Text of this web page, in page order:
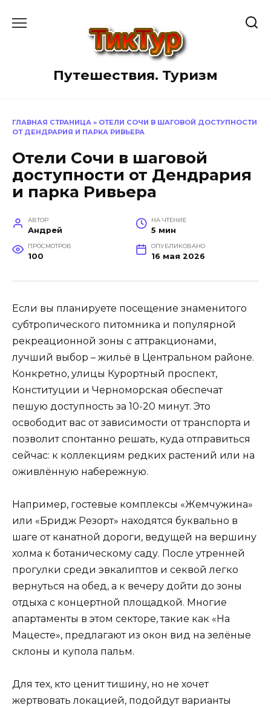
Путешествия. Туризм
ГЛАВНАЯ СТРАНИЦА » ОТЕЛИ СОЧИ В ШАГОВОЙ ДОСТУПНОСТИ
ОТ ДЕНДРАРИЯ И ПАРКА РИВЬЕРА
Отели Сочи в шаговой
доступности от Дендрария
и парка Ривьера
АВТОР
Андрей
НА ЧТЕНИЕ
5 мин
ПРОСМОТРОВ
100
ОПУБЛИКОВАНО
16 мая 2026
Если вы планируете посещение знаменитого
субтропического питомника и популярной
рекреационной зоны с аттракционами,
лучший выбор – жильё в Центральном районе.
Конкретно, улицы Курортный проспект,
Конституции и Черноморская обеспечат
пешую доступность за 10-20 минут. Это
освободит вас от зависимости от транспорта и
позволит спонтанно решать, куда отправиться
сейчас: к коллекциям редких растений или на
оживлённую набережную.
Например, гостевые комплексы «Жемчужина»
или «Бридж Резорт» находятся буквально в
шаге от канатной дороги, ведущей на вершину
холма к ботаническому саду. После утренней
прогулки среди эвкалиптов и секвой легко
вернуться на обед, а к вечеру дойти до зоны
отдыха с концертной площадкой. Многие
апартаменты в этом секторе, такие как «На
Мацесте», предлагают из окон вид на зелёные
склоны и купола пальм.
Для тех, кто ценит тишину, но не хочет
жертвовать локацией, подойдут варианты